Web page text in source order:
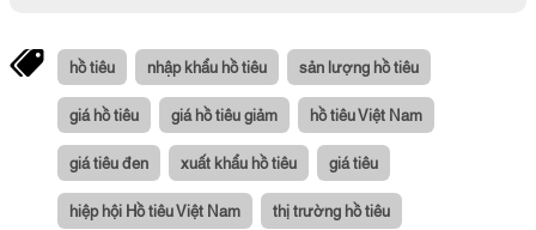
hồ tiêu nhập khẩu hồ tiêu sản lượng hồ tiêu
giá hồ tiêu giá hồ tiêu giảm hồ tiêu Việt Nam
giá tiêu đen xuất khẩu hồ tiêu giá tiêu
hiệp hội Hồ tiêu Việt Nam thị trường hồ tiêu